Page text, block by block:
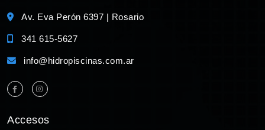
Av. Eva Perón 6397 | Rosario
341 615-5627
info@hidropiscinas.com.ar
Accesos